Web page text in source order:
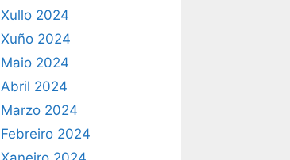
Xullo 2024
Xuño 2024
Maio 2024
Abril 2024
Marzo 2024
Febreiro 2024